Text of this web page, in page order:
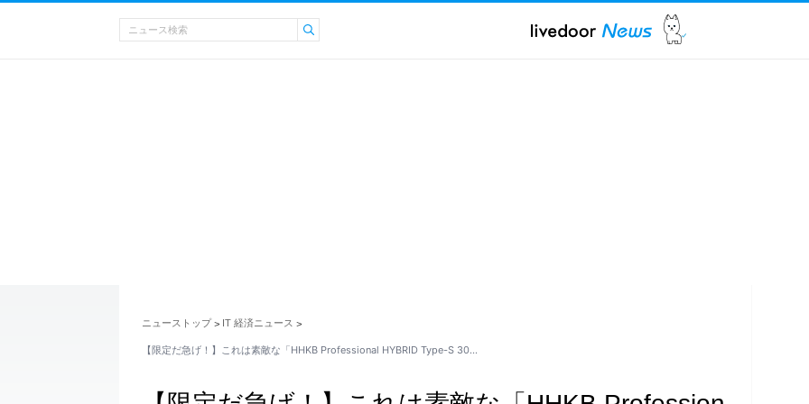
ニューストップ > IT 経済ニュース >
【限定だ急げ！】これは素敵な「HHKB Professional HYBRID Type-S 30…